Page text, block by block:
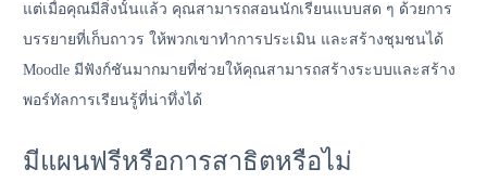
แต่เมื่อคุณมีสิ่งนั้นแล้ว คุณสามารถสอนนักเรียนแบบสด ๆ ด้วยการ
บรรยายที่เก็บถาวร ให้พวกเขาทำการประเมิน และสร้างชุมชนได้
Moodle มีฟังก์ชันมากมายที่ช่วยให้คุณสามารถสร้างระบบและสร้าง
พอร์ทัลการเรียนรู้ที่น่าทึ่งได้
มีแผนฟรีหรือการสาธิตหรือไม่